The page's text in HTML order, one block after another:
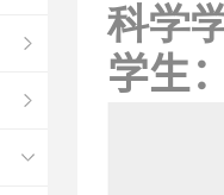
科学
学生